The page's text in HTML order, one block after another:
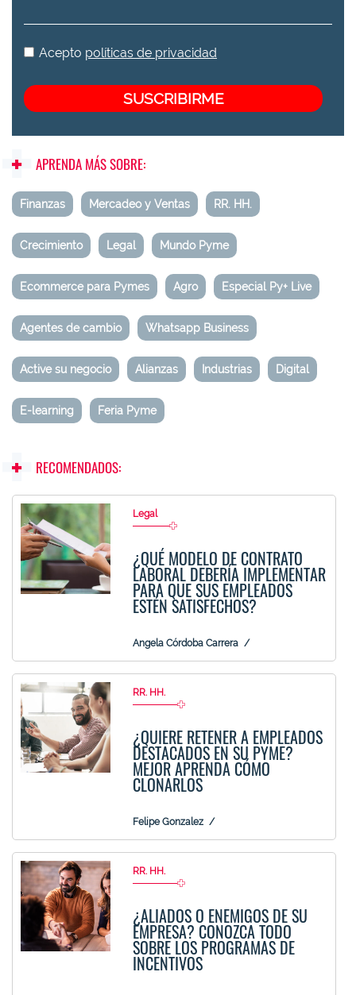
Acepto políticas de privacidad
APRENDA MÁS SOBRE:
Finanzas Mercadeo y Ventas RR. HH.
Crecimiento Legal Mundo Pyme
Ecommerce para Pymes Agro Especial Py+ Live
Agentes de cambio Whatsapp Business
Active su negocio Alianzas Industrias Digital
E-learning Feria Pyme
RECOMENDADOS:
Legal
¿QUÉ MODELO DE CONTRATO
LABORAL DEBERÍA IMPLEMENTAR
PARA QUE SUS EMPLEADOS
ESTÉN SATISFECHOS?
Angela Córdoba Carrera
RR. HH.
¿QUIERE RETENER A EMPLEADOS
DESTACADOS EN SU PYME?
MEJOR APRENDA CÓMO
CLONARLOS
Felipe Gonzalez
RR. HH.
¿ALIADOS O ENEMIGOS DE SU
EMPRESA? CONOZCA TODO
SOBRE LOS PROGRAMAS DE
INCENTIVOS